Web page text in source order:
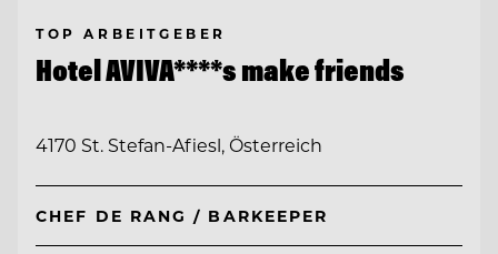
TOP ARBEITGEBER
Hotel AVIVA****s make friends
4170 St. Stefan-Afiesl, Österreich
CHEF DE RANG / BARKEEPER